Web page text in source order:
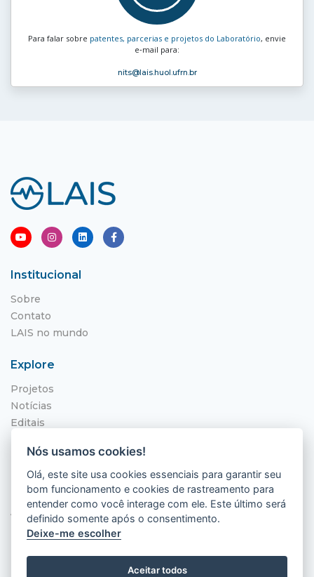
Para falar sobre patentes, parcerias e projetos do Laboratório, envie
e‑mail para:
nits@lais.huol.ufrn.br
Institucional
Sobre
Contato
LAIS no mundo
Explore
Projetos
Notícias
Editais
Localização
Hospital Universitário Onofre Lopes - HUOL
Av. Nilo Peçanha, 620 - Petrópolis
Natal - RN, 59012-300
Nós usamos cookies!
Olá, este site usa cookies essenciais para garantir seu
bom funcionamento e cookies de rastreamento para
entender como você interage com ele. Este último será
definido somente após o consentimento.
Deixe-me escolher
Aceitar todos